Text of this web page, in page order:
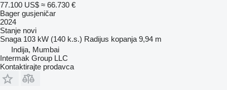
77.100 US$ ≈ 66.730 €
Bager gusjeničar
2024
Stanje novi
Snaga 103 kW (140 k.s.) Radijus kopanja 9,94 m
Indija, Mumbai
Intermak Group LLC
Kontaktirajte prodavca